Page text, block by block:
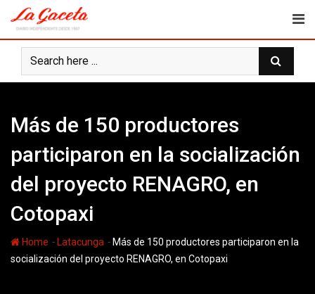
content
Más de 150 productores
participaron en la socialización
del proyecto RENAGRO, en
Cotopaxi
Home - Latacunga - Más de 150 productores participaron en la
socialización del proyecto RENAGRO, en Cotopaxi